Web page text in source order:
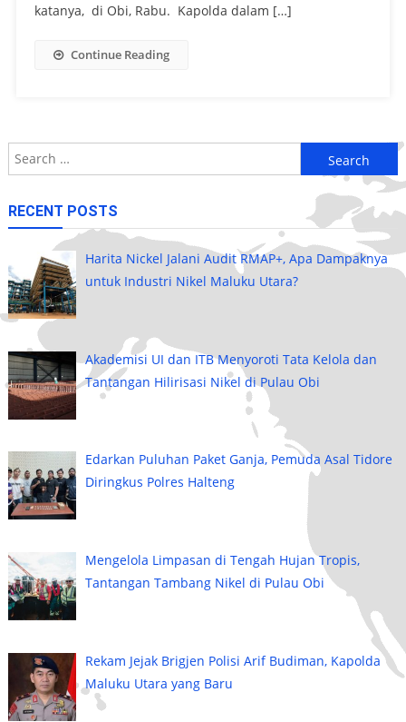
katanya, di Obi, Rabu. Kapolda dalam […]
Continue Reading
Search
for:
RECENT POSTS
Harita Nickel Jalani Audit RMAP+, Apa Dampaknya
untuk Industri Nikel Maluku Utara?
Akademisi UI dan ITB Menyoroti Tata Kelola dan
Tantangan Hilirisasi Nikel di Pulau Obi
Edarkan Puluhan Paket Ganja, Pemuda Asal Tidore
Diringkus Polres Halteng
Mengelola Limpasan di Tengah Hujan Tropis,
Tantangan Tambang Nikel di Pulau Obi
Rekam Jejak Brigjen Polisi Arif Budiman, Kapolda
Maluku Utara yang Baru